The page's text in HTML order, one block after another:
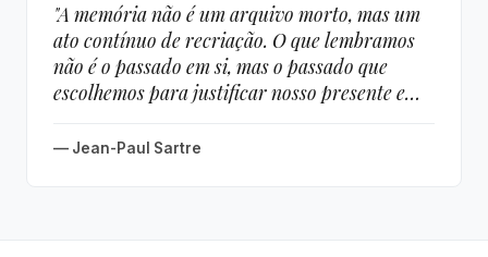
"A memória não é um arquivo morto, mas um
ato contínuo de recriação. O que lembramos
não é o passado em si, mas o passado que
escolhemos para justificar nosso presente e
— Jean-Paul Sartre